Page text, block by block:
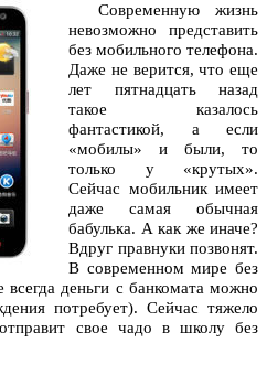
Современную жизнь
невозможно представить
без мобильного телефона.
Даже не верится, что еще
лет пятнадцать назад
такое казалось
фантастикой, а если
«мобилы» и были, то
только у «крутых».
Сейчас мобильник имеет
даже самая обычная
бабулька. А как же иначе?
Вдруг правнуки позвонят.
В современном мире без
деньги с банкомата можно
потребует). Сейчас тяжело
свое чадо в школу без